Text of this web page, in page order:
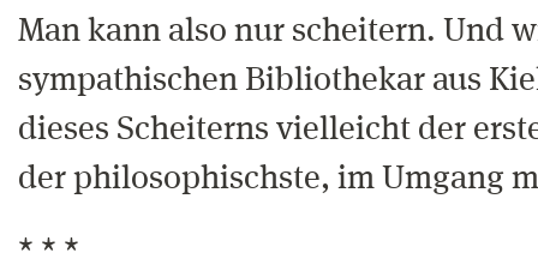
Man kann also nur scheitern. Und
sympathischen Bibliothekar aus
dieses Scheiterns vielleicht der
der philosophischste, im Umgang
* * *